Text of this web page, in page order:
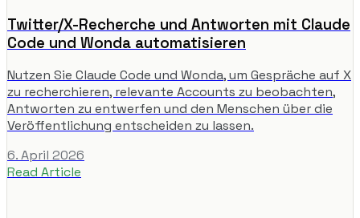
Twitter/X-Recherche und Antworten mit Claude
Code und Wonda automatisieren
Nutzen Sie Claude Code und Wonda, um Gespräche auf X
zu recherchieren, relevante Accounts zu beobachten,
Antworten zu entwerfen und den Menschen über die
Veröffentlichung entscheiden zu lassen.
6. April 2026
Read Article